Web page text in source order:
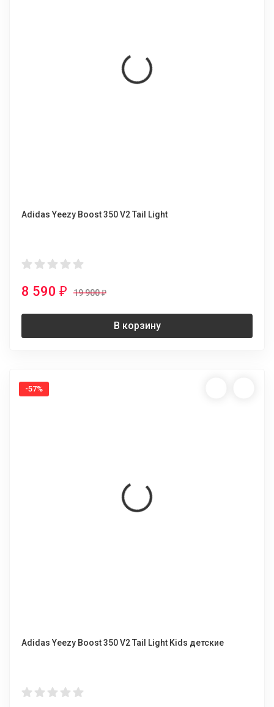
Adidas Yeezy Boost 350 V2 Tail Light
8 590 ₽ 19 900₽
В корзину
-57%
Adidas Yeezy Boost 350 V2 Tail Light Kids детские